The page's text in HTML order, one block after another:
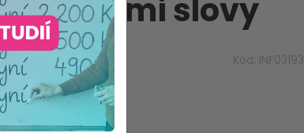
slovy
Kód: INF03193
ČR